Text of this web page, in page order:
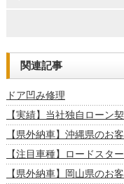
関連記事
ドア凹み修理
【実績】当社独自ローン
【県外納車】沖縄県のお
【注目車種】ロードスタ
【県外納車】岡山県のお